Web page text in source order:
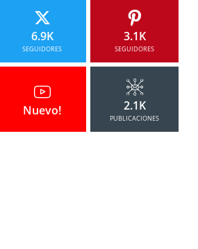
6.9K
SEGUIDORES
3.1K
SEGUIDORES
Nuevo! 2.1K
PUBLICACIONES